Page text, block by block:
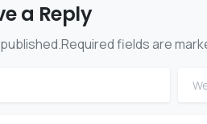
a Reply
fields are